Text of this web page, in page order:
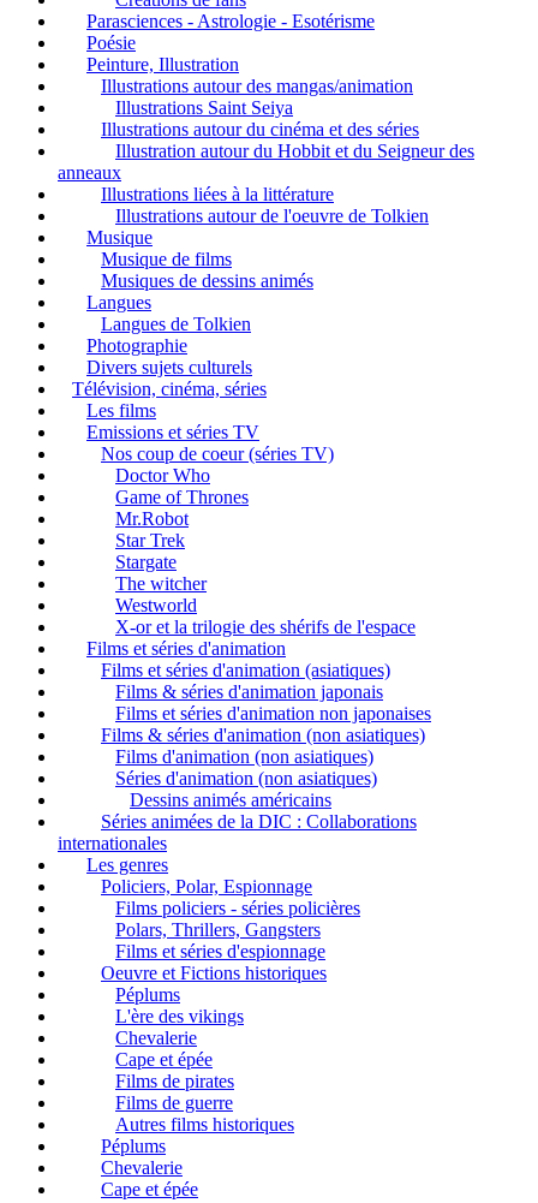
Parasciences - Astrologie - Esotérisme
Poésie
Peinture, Illustration
Illustrations autour des mangas/animation
Illustrations Saint Seiya
Illustrations autour du cinéma et des séries
Illustration autour du Hobbit et du Seigneur des
anneaux
Illustrations liées à la littérature
Illustrations autour de l'oeuvre de Tolkien
Musique
Musique de films
Musiques de dessins animés
Langues
Langues de Tolkien
Photographie
Divers sujets culturels
Télévision, cinéma, séries
Les films
Emissions et séries TV
Nos coup de coeur (séries TV)
Doctor Who
Game of Thrones
Mr.Robot
Star Trek
Stargate
The witcher
Westworld
X-or et la trilogie des shérifs de l'espace
Films et séries d'animation
Films et séries d'animation (asiatiques)
Films & séries d'animation japonais
Films et séries d'animation non japonaises
Films & séries d'animation (non asiatiques)
Films d'animation (non asiatiques)
Séries d'animation (non asiatiques)
Dessins animés américains
Séries animées de la DIC : Collaborations
internationales
Les genres
Policiers, Polar, Espionnage
Films policiers - séries policières
Polars, Thrillers, Gangsters
Films et séries d'espionnage
Oeuvre et Fictions historiques
Péplums
L'ère des vikings
Chevalerie
Cape et épée
Films de pirates
Films de guerre
Autres films historiques
Péplums
Chevalerie
Cape et épée